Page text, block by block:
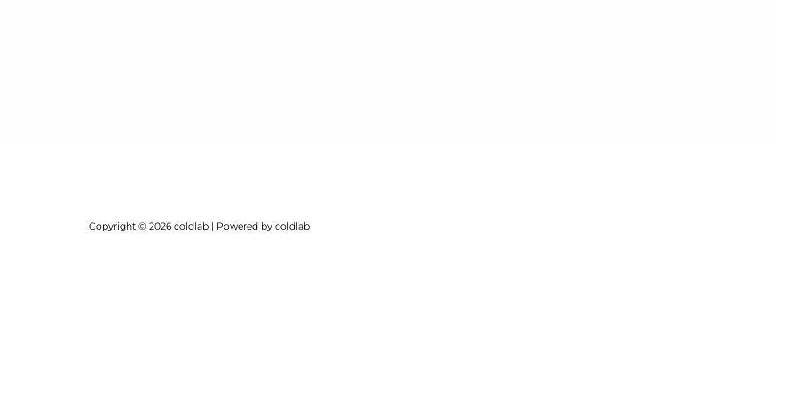
Copyright © 2026 coldlab | Powered by coldlab